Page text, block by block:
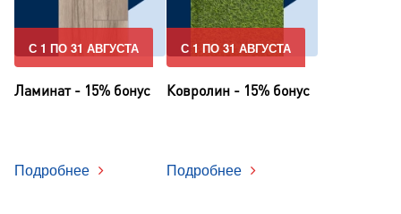
С 1 ПО 31 АВГУСТА
Ламинат - 15% бонус
Подробнее
С 1 ПО 31 АВГУСТА
Ковролин - 15% бонус
Подробнее